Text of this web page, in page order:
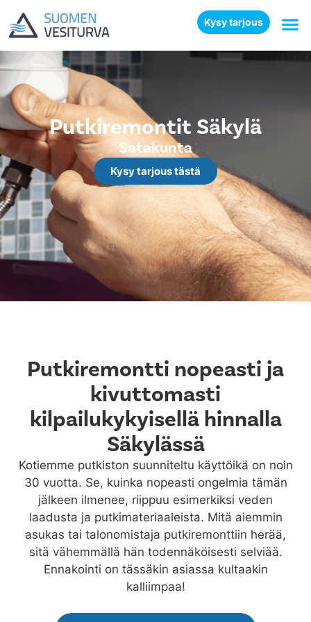
Kysy tarjous
Putkiremontit Säkylä
Satakunta
Kysy tarjous tästä
Putkiremontti nopeasti ja
kivuttomasti
kilpailukykyisellä hinnalla
Säkylässä
Kotiemme putkiston suunniteltu käyttöikä on noin
30 vuotta. Se, kuinka nopeasti ongelmia tämän
jälkeen ilmenee, riippuu esimerkiksi veden
laadusta ja putkimateriaaleista. Mitä aiemmin
asukas tai talonomistaja putkiremonttiin herää,
sitä vähemmällä hän todennäköisesti selviää.
Ennakointi on tässäkin asiassa kultaakin
kalliimpaa!